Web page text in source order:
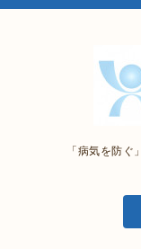
「病気を防ぐ